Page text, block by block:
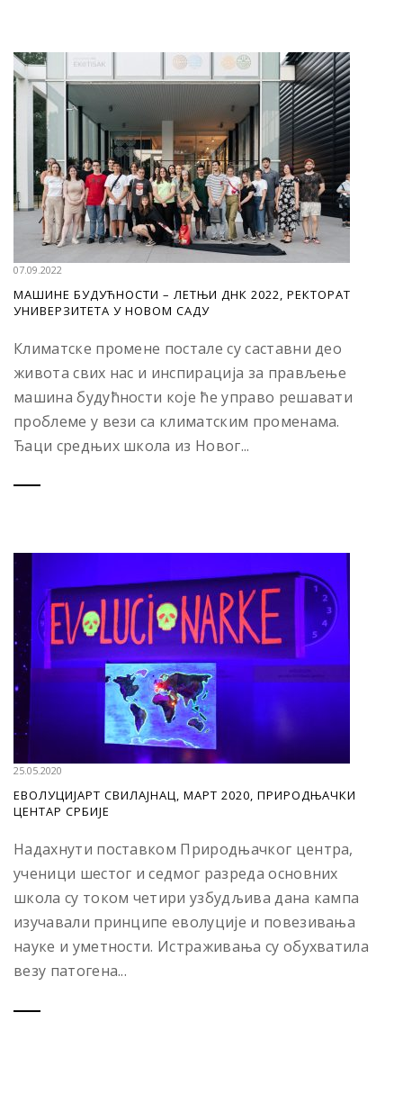
07.09.2022
МАШИНЕ БУДУЋНОСТИ – ЛЕТЊИ ДНК 2022, РЕКТОРАТ
УНИВЕРЗИТЕТА У НОВОМ САДУ
Климатске промене постале су саставни део
живота свих нас и инспирација за прављење
машина будућности које ће управо решавати
проблеме у вези са климатским променама.
Ђаци средњих школа из Новог...
25.05.2020
ЕВОЛУЦИЈАРТ СВИЛАЈНАЦ, МАРТ 2020, ПРИРОДЊАЧКИ
ЦЕНТАР СРБИЈЕ
Надахнути поставком Природњачког центра,
ученици шестог и седмог разреда основних
школа су током четири узбудљива дана кампа
изучавали принципе еволуције и повезивања
науке и уметности. Истраживања су обухватила
везу патогена...